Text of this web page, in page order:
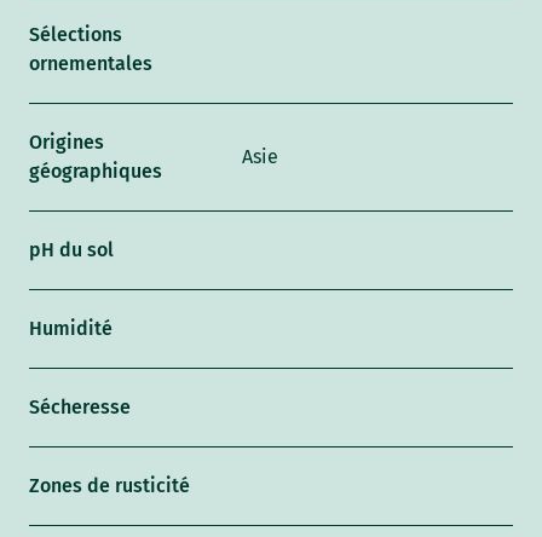
Sélections
ornementales
Origines
géographiques
Asie
pH du sol
Humidité
Sécheresse
Zones de rusticité